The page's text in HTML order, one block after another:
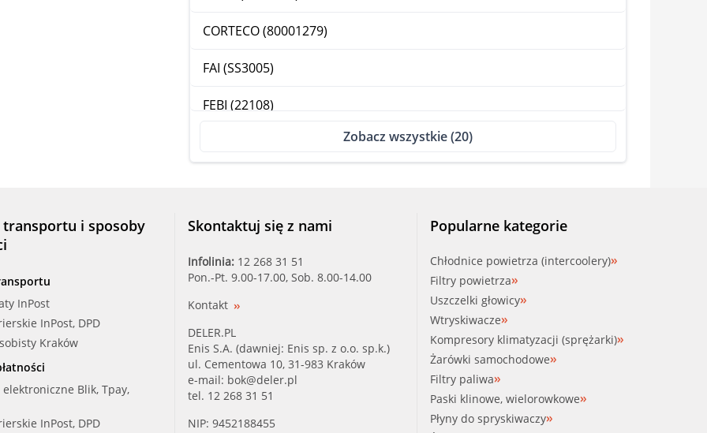
CORTECO (80001279)
FAI (SS3005)
FEBI (22108)
MAPCO (36943)
MONROE (MK136)
PEX (12.08.152)
QUINTON HA (EMA5028)
RUV (825012)
Zobacz wszystkie (20)
transportu i sposoby
InPost
InPost, DPD
Kraków
elektroniczne Blik, Tpay,
InPost, DPD
Skontaktuj się z nami
Infolinia: 12 268 31 51
Pon.-Pt. 9.00-17.00, Sob. 8.00-14.00
Kontakt
DELER.PL
Enis S.A. (dawniej: Enis sp. z o.o. sp.k.)
ul. Cementowa 10, 31-983 Kraków
e-mail: bok@deler.pl
tel. 12 268 31 51
NIP: 9452188455
Popularne kategorie
Chłodnice powietrza (intercoolery)
Filtry powietrza
Uszczelki głowicy
Wtryskiwacze
Kompresory klimatyzacji (sprężarki)
Żarówki samochodowe
Filtry paliwa
Paski klinowe, wielorowkowe
Płyny do spryskiwaczy